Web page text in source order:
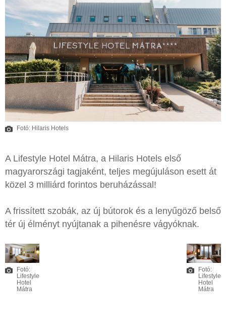
Fotó: Hilaris Hotels
A Lifestyle Hotel Mátra, a Hilaris Hotels első
magyarországi tagjaként, teljes megújuláson esett át
közel 3 milliárd forintos beruházással!
A frissített szobák, az új bútorok és a lenyűgöző belső
tér új élményt nyújtanak a pihenésre vágyóknak.
Fotó:
Lifestyle
Hotel
Mátra
Fotó:
Lifestyle
Hotel
Mátra